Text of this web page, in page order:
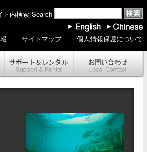
ト内検索 Search
サイトマップ 個人情報保護について